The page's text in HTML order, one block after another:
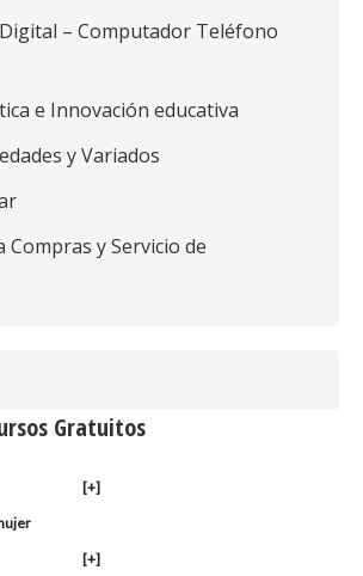
– Computador Teléfono
e Innovación educativa
y Variados
Compras y Servicio de
Gratuitos
[+]
[+]